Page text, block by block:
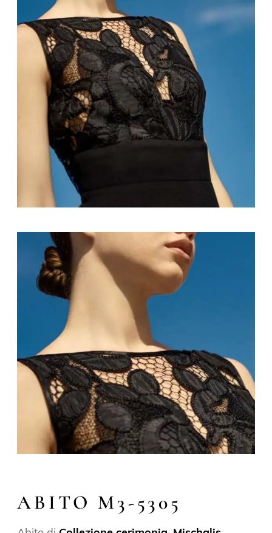
ABITO M3-5305